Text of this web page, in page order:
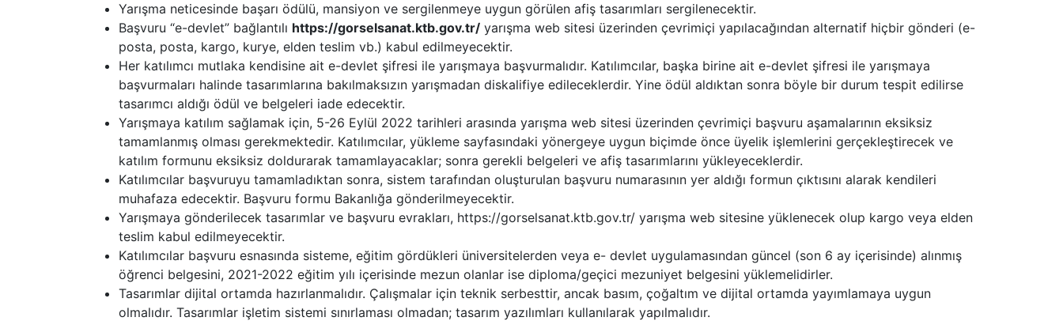
Yarışma neticesinde başarı ödülü, mansiyon ve sergilenmeye uygun görülen afiş tasarımları sergilenecektir.
Başvuru “e-devlet” bağlantılı https://gorselsanat.ktb.gov.tr/ yarışma web sitesi üzerinden çevrimiçi yapılacağından alternatif hiçbir gönderi (e-
posta, posta, kargo, kurye, elden teslim vb.) kabul edilmeyecektir.
Her katılımcı mutlaka kendisine ait e-devlet şifresi ile yarışmaya başvurmalıdır. Katılımcılar, başka birine ait e-devlet şifresi ile yarışmaya
başvurmaları halinde tasarımlarına bakılmaksızın yarışmadan diskalifiye edileceklerdir. Yine ödül aldıktan sonra böyle bir durum tespit edilirse
tasarımcı aldığı ödül ve belgeleri iade edecektir.
Yarışmaya katılım sağlamak için, 5-26 Eylül 2022 tarihleri arasında yarışma web sitesi üzerinden çevrimiçi başvuru aşamalarının eksiksiz
tamamlanmış olması gerekmektedir. Katılımcılar, yükleme sayfasındaki yönergeye uygun biçimde önce üyelik işlemlerini gerçekleştirecek ve
katılım formunu eksiksiz doldurarak tamamlayacaklar; sonra gerekli belgeleri ve afiş tasarımlarını yükleyeceklerdir.
Katılımcılar başvuruyu tamamladıktan sonra, sistem tarafından oluşturulan başvuru numarasının yer aldığı formun çıktısını alarak kendileri
muhafaza edecektir. Başvuru formu Bakanlığa gönderilmeyecektir.
Yarışmaya gönderilecek tasarımlar ve başvuru evrakları, https://gorselsanat.ktb.gov.tr/ yarışma web sitesine yüklenecek olup kargo veya elden
teslim kabul edilmeyecektir.
Katılımcılar başvuru esnasında sisteme, eğitim gördükleri üniversitelerden veya e- devlet uygulamasından güncel (son 6 ay içerisinde) alınmış
öğrenci belgesini, 2021-2022 eğitim yılı içerisinde mezun olanlar ise diploma/geçici mezuniyet belgesini yüklemelidirler.
Tasarımlar dijital ortamda hazırlanmalıdır. Çalışmalar için teknik serbesttir, ancak basım, çoğaltım ve dijital ortamda yayımlamaya uygun
olmalıdır. Tasarımlar işletim sistemi sınırlaması olmadan; tasarım yazılımları kullanılarak yapılmalıdır.